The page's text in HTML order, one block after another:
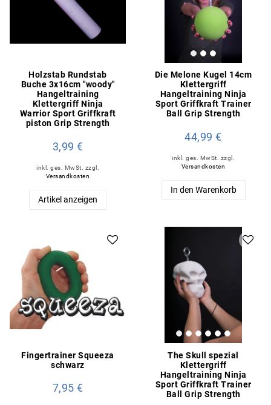
Holzstab Rundstab
Buche 3x16cm "woody"
Hangeltraining
Klettergriff Ninja
Warrior Sport Griffkraft
piston Grip Strength
3,99 €
inkl. ges. MwSt.
zzgl.
Versandkosten
Artikel anzeigen
Die Melone Kugel 14cm
Klettergriff
Hangeltraining Ninja
Sport Griffkraft Trainer
Ball Grip Strength
44,99 €
inkl. ges. MwSt.
zzgl.
Versandkosten
In den Warenkorb
Fingertrainer Squeeza
schwarz
7,95 €
The Skull spezial
Klettergriff
Hangeltraining Ninja
Sport Griffkraft Trainer
Ball Grip Strength